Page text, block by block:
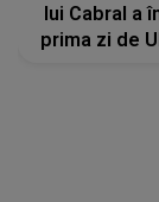
lui Cabral a
prima zi de